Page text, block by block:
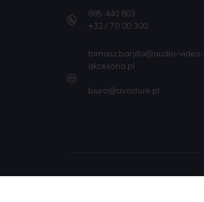
885 440 803
+32 / 70 00 300
tomasz.barylla@audio-video-
akcesoria.pl
biuro@avastore.pl